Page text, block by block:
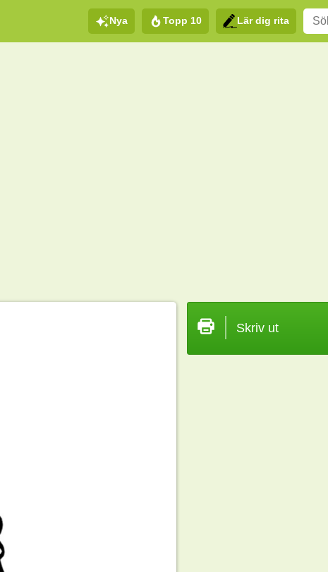
Nya Topp 10 Lär dig rita
Skriv ut